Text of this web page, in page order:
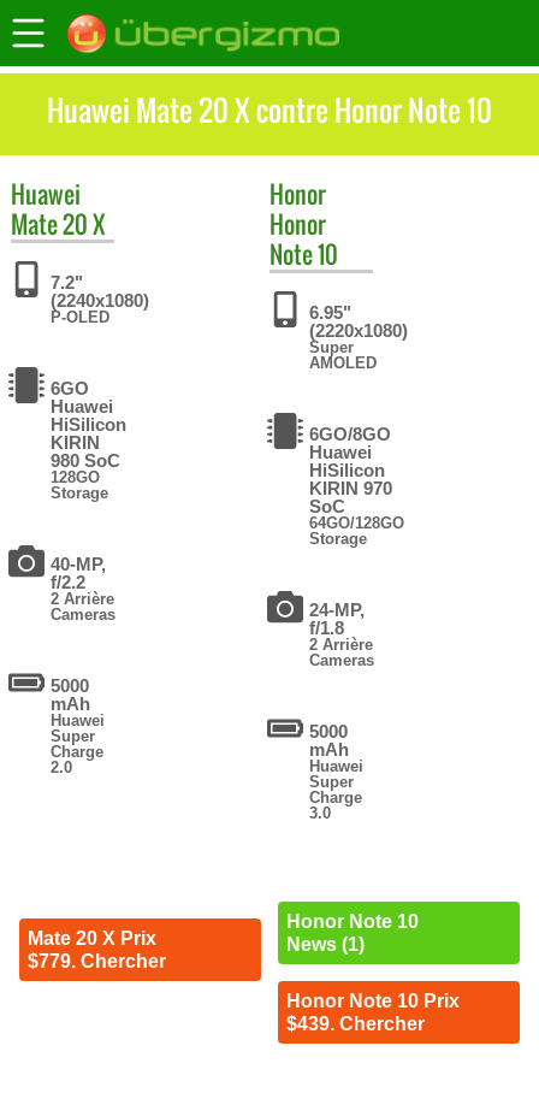
Huawei Mate 20 X contre Honor Note 10
Huawei
Mate 20 X
7.2"
(2240x1080)
P-OLED
6GO
Huawei
HiSilicon
KIRIN
980 SoC
128GO
Storage
40-MP,
f/2.2
2 Arrière
Cameras
5000
mAh
Huawei
Super
Charge
2.0
Mate 20 X Prix
$779. Chercher
Honor
Honor
Note 10
6.95"
(2220x1080)
Super
AMOLED
6GO/8GO
Huawei
HiSilicon
KIRIN 970
SoC
64GO/128GO
Storage
24-MP,
f/1.8
2 Arrière
Cameras
5000
mAh
Huawei
Super
Charge
3.0
Honor Note 10
News (1)
Honor Note 10 Prix
$439. Chercher